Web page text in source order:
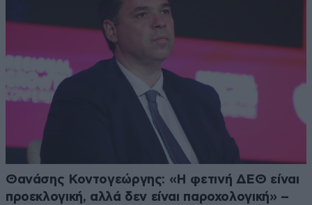
Θανάσης Κοντογεώργης: «Η φετινή ΔΕΘ είναι
προεκλογική, αλλά δεν είναι παροχολογική» –